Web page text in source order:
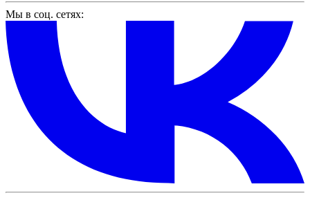
Мы в соц. сетях: